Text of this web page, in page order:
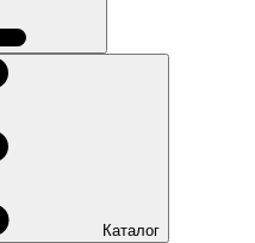
Каталог